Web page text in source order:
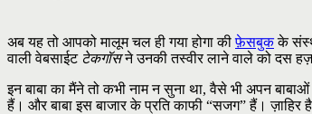
अब यह तो आपको मालूम चल ही गया होगा कीफ़ेसबुकके
वाली वेबसाईट टेकगॉसने उनकी तस्वीर लाने वाले को दस
इन बाबा का मैंने तो कभी नाम न सुना था, वैसे भी अपन
हैं। और बाबा इस बाजार के प्रति काफी “सजग” हैं। ज़ाहिर